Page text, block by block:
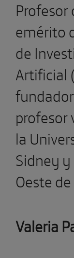
emérito
de
Artificial
la
Sidney
Oeste de
Valeria